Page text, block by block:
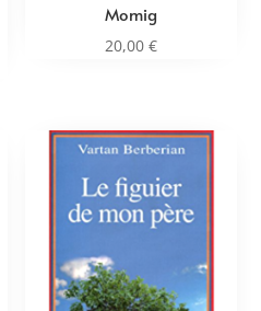
Momig
20,00 €